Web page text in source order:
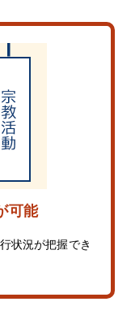
可能
状況が把握でき